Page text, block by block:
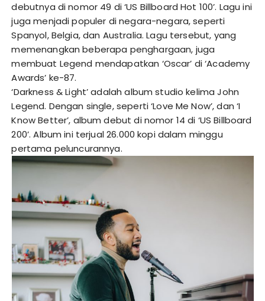
debutnya di nomor 49 di ‘US Billboard Hot 100’. Lagu ini
juga menjadi populer di negara-negara, seperti
Spanyol, Belgia, dan Australia. Lagu tersebut, yang
memenangkan beberapa penghargaan, juga
membuat Legend mendapatkan ‘Oscar’ di ‘Academy
Awards’ ke-87.
‘Darkness & Light’ adalah album studio kelima John
Legend. Dengan single, seperti ‘Love Me Now’, dan ‘I
Know Better’, album debut di nomor 14 di ‘US Billboard
200’. Album ini terjual 26.000 kopi dalam minggu
pertama peluncurannya.